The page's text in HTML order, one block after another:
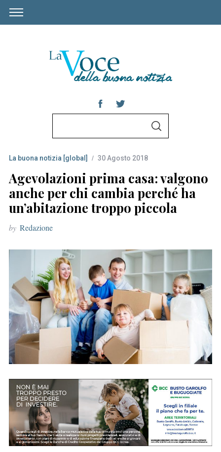
r
c
h
f
o
r
S
La buona notizia [global] 30 Agosto 2018
Agevolazioni prima casa: valgono
anche per chi cambia perché ha
un’abitazione troppo piccola
by Redazione